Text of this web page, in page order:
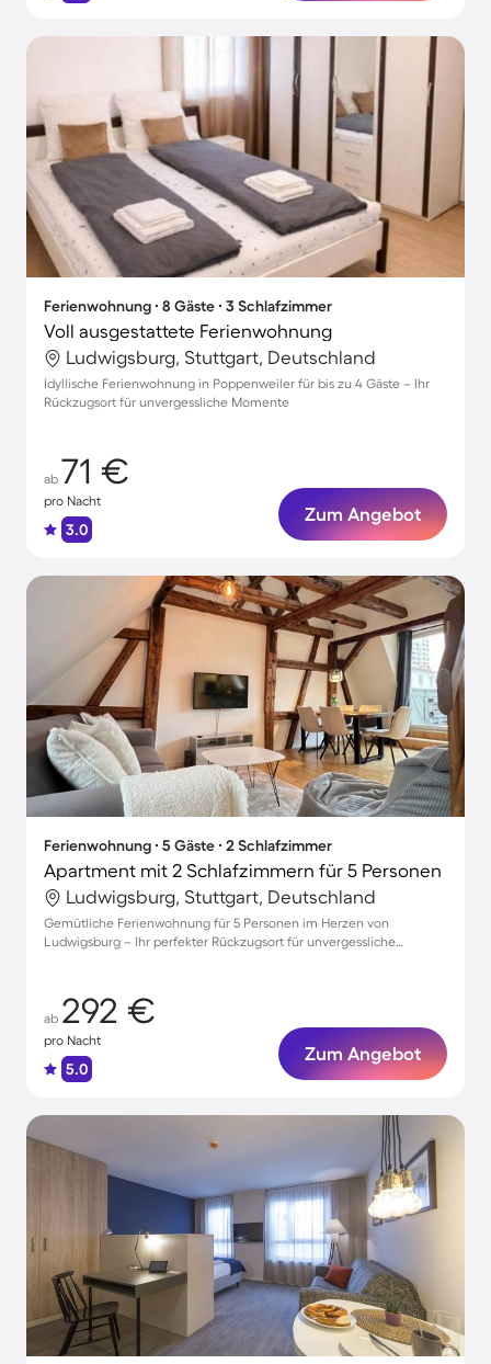
Ferienwohnung ∙ 8 Gäste ∙ 3 Schlafzimmer
Voll ausgestattete Ferienwohnung
Ludwigsburg, Stuttgart, Deutschland
Idyllische Ferienwohnung in Poppenweiler für bis zu 4 Gäste – Ihr
Rückzugsort für unvergessliche Momente
ab 71 €
pro Nacht
3.0
Zum Angebot
Ferienwohnung ∙ 5 Gäste ∙ 2 Schlafzimmer
Apartment mit 2 Schlafzimmern für 5 Personen
Ludwigsburg, Stuttgart, Deutschland
Gemütliche Ferienwohnung für 5 Personen im Herzen von
Ludwigsburg – Ihr perfekter Rückzugsort für unvergessliche
ab 292 €
pro Nacht
5.0
Zum Angebot